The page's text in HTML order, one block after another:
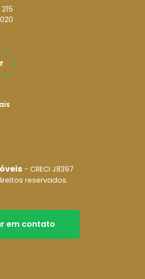
- CRECI J8397
reservados.
em contato